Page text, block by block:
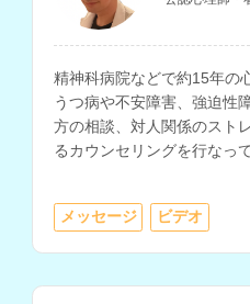
精神科病院などで約15年の
うつ病や不安障害、強迫性
方の相談、対人関係のスト
るカウンセリングを行なっ
メッセージ ビデオ